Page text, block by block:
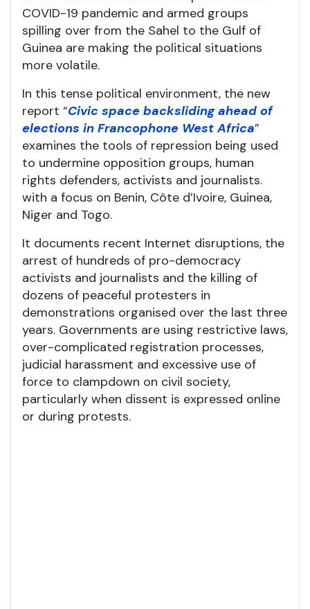
COVID-19 pandemic and armed groups
spilling over from the Sahel to the Gulf of
Guinea are making the political situations
more volatile.
In this tense political environment, the new
report “Civic space backsliding ahead of
elections in Francophone West Africa”
examines the tools of repression being used
to undermine opposition groups, human
rights defenders, activists and journalists.
with a focus on Benin, Côte d’Ivoire, Guinea,
Niger and Togo.
It documents recent Internet disruptions, the
arrest of hundreds of pro-democracy
activists and journalists and the killing of
dozens of peaceful protesters in
demonstrations organised over the last three
years. Governments are using restrictive laws,
over-complicated registration processes,
judicial harassment and excessive use of
force to clampdown on civil society,
particularly when dissent is expressed online
or during protests.